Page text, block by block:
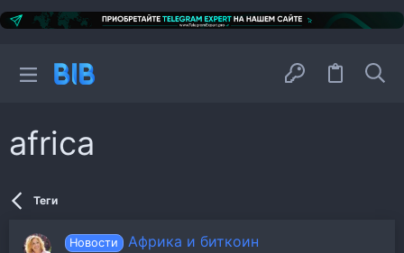
africa
Теги
Новости Африка и биткоин